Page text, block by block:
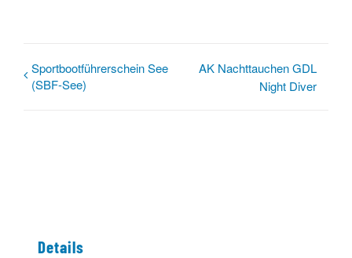
Sportbootführerschein See
(SBF-See)
AK Nachttauchen GDL
Night Diver
Details